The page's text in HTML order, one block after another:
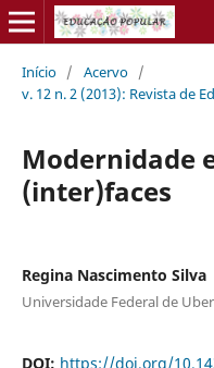
Início / Acervo /
v. 12 n. 2 (2013): Revista de
Modernidade
(inter)faces
Regina Nascimento Silva
Universidade Federal de
DOI: https://doi.org/